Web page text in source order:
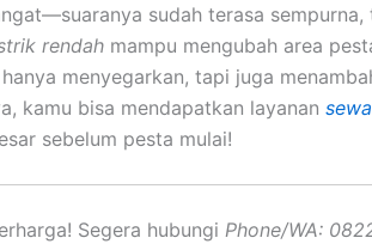
sudah terasa sempurna,
rendah mampu mengubah area
menyegarkan, tapi juga
kamu bisa mendapatkan layanan
sebelum pesta mulai!
Segera hubungi Phone/WA: